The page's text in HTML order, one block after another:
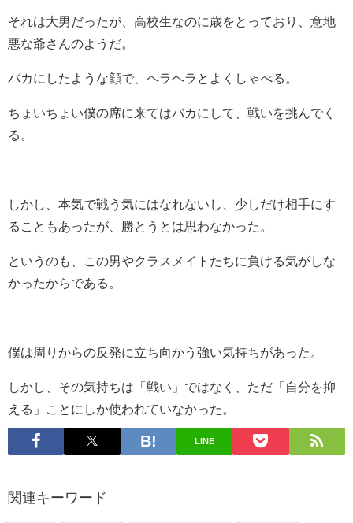
それは大男だったが、高校生なのに歳をとっており、意地
悪な爺さんのようだ。
バカにしたような顔で、ヘラヘラとよくしゃべる。
ちょいちょい僕の席に来てはバカにして、戦いを挑んでく
る。
しかし、本気で戦う気にはなれないし、少しだけ相手にす
ることもあったが、勝とうとは思わなかった。
というのも、この男やクラスメイトたちに負ける気がしな
かったからである。
僕は周りからの反発に立ち向かう強い気持ちがあった。
しかし、その気持ちは「戦い」ではなく、ただ「自分を抑
える」ことにしか使われていなかった。
LINE
関連キーワード